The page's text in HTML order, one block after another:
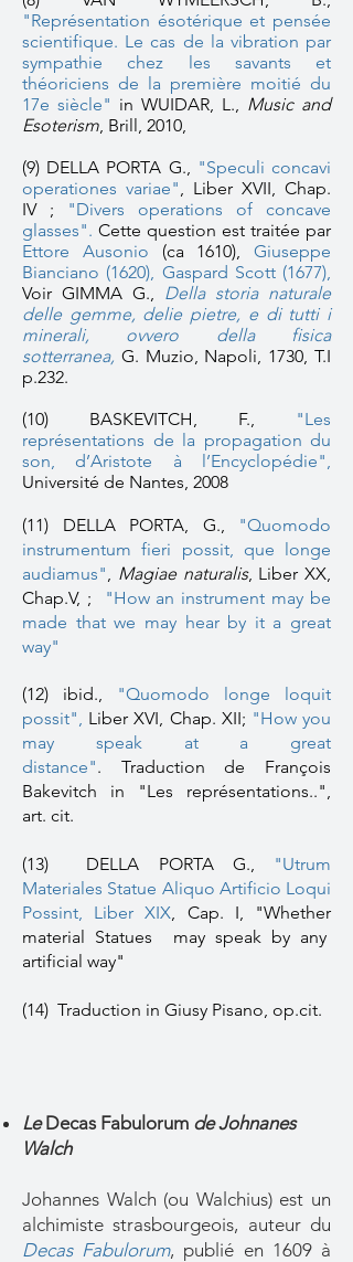
"Représentation ésotérique et pensée
scientifique. Le cas de la vibration par
sympathie chez les savants et
théoriciens de la première moitié du
17e siècle" in WUIDAR, L., Music and
Esoterism, Brill, 2010,
(9) DELLA PORTA G., "Speculi concavi
operationes variae", Liber XVII, Chap.
IV ;
"Divers operations of concave
glasses". Cette question est traitée par
Ettore Ausonio
(ca 1610), Giuseppe
Bianciano (1620), Gaspard Scott (1677),
Voir GIMMA G., Della storia naturale
delle gemme, delie pietre, e di tutti i
minerali, ovvero della fisica
sotterranea, G. Muzio, Napoli, 1730, T.I
p.232.
(10) BASKEVITCH, F.,
"Les
représentations de la propagation du
son, d’Aristote à l’Encyclopédie",
Université de Nantes, 2008
(11) DELLA PORTA, G.,
"Quomodo
instrumentum fieri possit, que longe
audiamus", Magiae naturalis, Liber XX,
Chap.V, ;
"How an instrument may be
made that we may hear by it a great
way"
(12) ibid.,
"Quomodo longe loquit
possit", Liber XVI, Chap. XII; "How you
may speak at a great
distance". Traduction de François
Bakevitch in "Les représentations..",
art. cit.
(13) DELLA PORTA G.,
"Utrum
Materiales Statue Aliquo Artificio Loqui
Possint, Liber XIX, Cap. I,
"Whether
material Statues may speak by any
artificial way"
(14) Traduction in Giusy Pisano, op.cit.
LeDecas Fabulorum de Johnanes
Walch
Johannes Walch (ou Walchius) est un
alchimiste strasbourgeois, auteur du
Decas Fabulorum, publié en 1609 à